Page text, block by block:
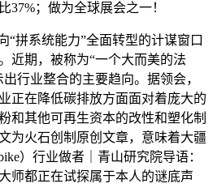
37%；做为全球展会之一！
系统能力”全面转型的计谋窗口
近期，被称为“一个大而美的法
行业整合的主要趋向。据领会，
正在降低碳排放方面面对着庞大的
和其他可再生资本的改性和塑化制
为火石创制原创文章，意味着大疆
）行业做者｜青山研究院导语：
师都正在试探属于本人的谜底声